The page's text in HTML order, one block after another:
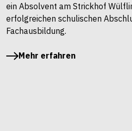
ein Absolvent am Strickhof
erfolgreichen schulischen
Fachausbildung.
Mehr erfahren